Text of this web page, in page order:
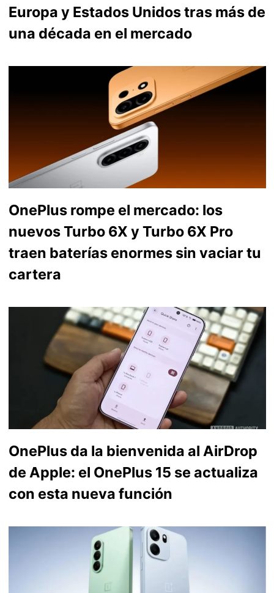
Europa y Estados Unidos tras más de
una década en el mercado
OnePlus rompe el mercado: los
nuevos Turbo 6X y Turbo 6X Pro
traen baterías enormes sin vaciar tu
cartera
OnePlus da la bienvenida al AirDrop
de Apple: el OnePlus 15 se actualiza
con esta nueva función